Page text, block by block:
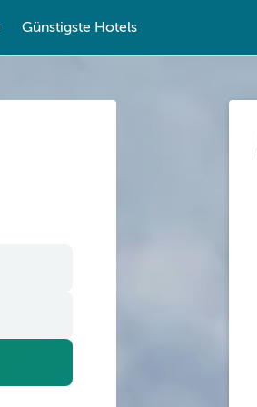
Günstigste Hotels